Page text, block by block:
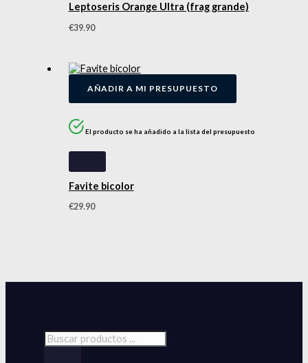
Leptoseris Orange Ultra (frag grande)
€39.90
AÑADIR A MI PRESUPUESTO
El producto se ha añadido a la lista del presupuesto
Favite bicolor
€29.90